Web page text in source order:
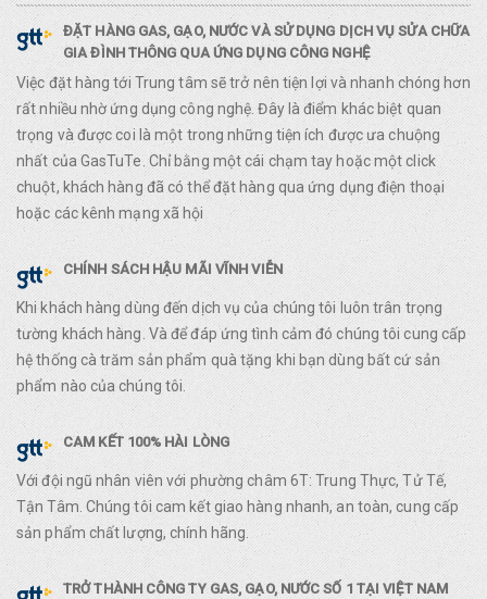
ĐẶT HÀNG GAS, GẠO, NƯỚC VÀ SỬ DỤNG DỊCH VỤ SỬA CHỮA
GIA ĐÌNH THÔNG QUA ỨNG DỤNG CÔNG NGHỆ
Việc đặt hàng tới Trung tâm sẽ trở nên tiện lợi và nhanh chóng hơn
rất nhiều nhờ ứng dụng công nghệ. Đây là điểm khác biệt quan
trọng và được coi là một trong những tiện ích được ưa chuộng
nhất của GasTuTe. Chỉ bằng một cái chạm tay hoặc một click
chuột, khách hàng đã có thể đặt hàng qua ứng dụng điện thoại
hoặc các kênh mạng xã hội
CHÍNH SÁCH HẬU MÃI VĨNH VIỄN
Khi khách hàng dùng đến dịch vụ của chúng tôi luôn trân trọng
tường khách hàng. Và để đáp ứng tình cảm đó chúng tôi cung cấp
hệ thống cà trăm sản phẩm quà tặng khi bạn dùng bất cứ sản
phẩm nào của chúng tôi.
CAM KẾT 100% HÀI LÒNG
Với đội ngũ nhân viên với phường châm 6T: Trung Thực, Tử Tế,
Tận Tâm. Chúng tôi cam kết giao hàng nhanh, an toàn, cung cấp
sản phẩm chất lượng, chính hãng.
TRỞ THÀNH CÔNG TY GAS, GẠO, NƯỚC SỐ 1 TẠI VIỆT NAM